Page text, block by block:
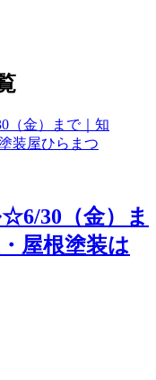
30（金）ま
屋根塗装は